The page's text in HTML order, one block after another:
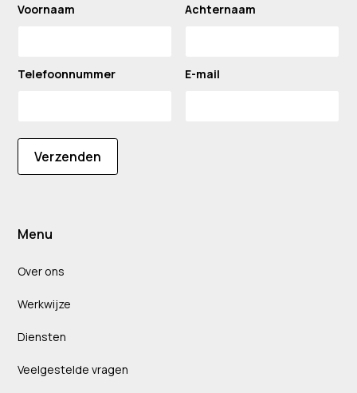
Voornaam Achternaam
Telefoonnummer E-mail
Verzenden
Menu
Over ons
Werkwijze
Diensten
Veelgestelde vragen